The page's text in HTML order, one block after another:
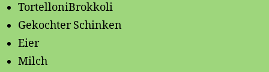
TortelloniBrokkoli
Gekochter Schinken
Eier
Milch